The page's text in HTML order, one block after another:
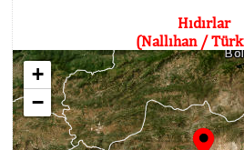
Hıdırlar
(Nallıhan /
+
−